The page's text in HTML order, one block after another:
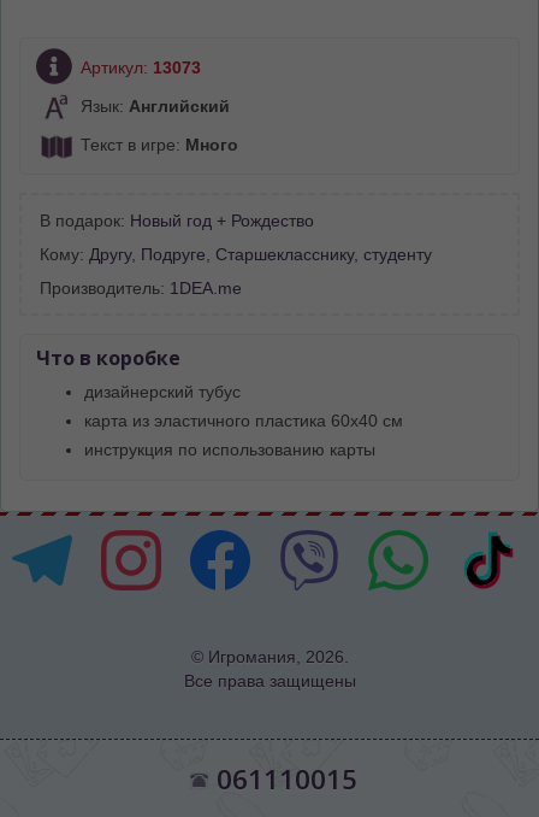
Артикул: 13073
Язык: Английский
Текст в игре: Много
В подарок: Новый год + Рождество
Кому: Другу, Подруге
Старшекласснику, студенту
Производитель: 1DEA.me
Что в коробке
дизайнерский тубус
карта из эластичного пластика 60х40 см
инструкция по использованию карты
© Игромания, 2026.
Все права защищены
061110015